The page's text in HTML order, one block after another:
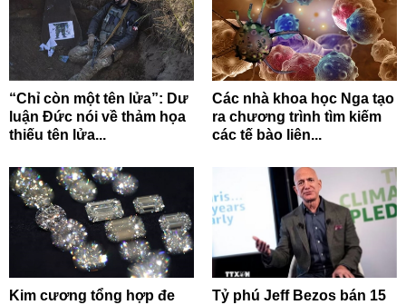
“Chỉ còn một tên lửa”: Dư
luận Đức nói về thảm họa
thiếu tên lửa...
Các nhà khoa học Nga tạo
ra chương trình tìm kiếm
các tế bào liên...
Kim cương tổng hợp đe
Tỷ phú Jeff Bezos bán 15